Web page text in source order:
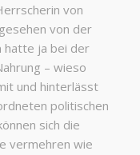
von
von der
hatte ja bei der
– wieso
und hinterlässt
politischen
sich die
vermehren wie